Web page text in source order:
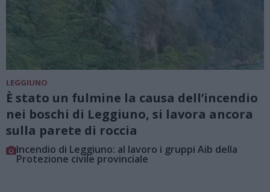
LEGGIUNO
È stato un fulmine la causa dell’incendio
nei boschi di Leggiuno, si lavora ancora
sulla parete di roccia
Incendio di Leggiuno: al lavoro i gruppi Aib della
Protezione civile provinciale